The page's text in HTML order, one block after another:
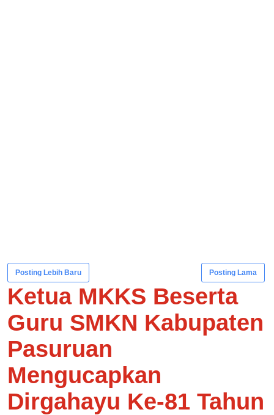
Posting Lebih Baru Posting Lama
Ketua MKKS Beserta
Guru SMKN Kabupaten
Pasuruan
Mengucapkan
Dirgahayu Ke-81 Tahun